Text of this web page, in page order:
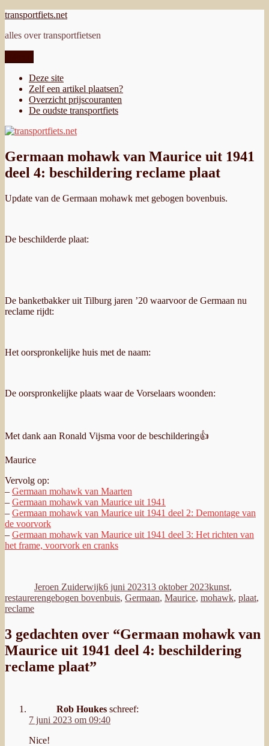
Ga
de
transportfiets.net
alles over transportfietsen
Deze site
Zelf een artikel plaatsen?
Overzicht prijscouranten
De oudste transportfiets
Germaan mohawk van Maurice uit 1941
deel 4: beschildering reclame plaat
Update van de Germaan mohawk met gebogen bovenbuis.
De beschilderde plaat:
De banketbakker uit Tilburg jaren ’20 waarvoor de Germaan nu
reclame rijdt:
Het oorspronkelijke huis met de naam:
De oorspronkelijke plaats waar de Vorselaars woonden:
Met dank aan Ronald Vijsma voor de beschildering👍
Maurice
Vervolg op:
– Germaan mohawk van Maarten
– Germaan mohawk van Maurice uit 1941
– Germaan mohawk van Maurice uit 1941 deel 2: Demontage van
de voorvork
– Germaan mohawk van Maurice uit 1941 deel 3: Het richten van
het frame, voorvork en cranks
Jeroen Zuiderwijk6 juni 202313 oktober 2023kunst,
restaurerenTags
gebogen bovenbuis, Germaan, Maurice, mohawk, plaat,
reclame
3 gedachten over “Germaan mohawk van
Maurice uit 1941 deel 4: beschildering
reclame plaat”
Rob Houkes schreef:
7 juni 2023 om 09:40
Nice!